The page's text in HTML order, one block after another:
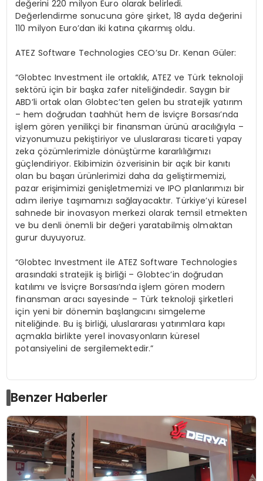
değerini 220 milyon Euro olarak belirledi.
Değerlendirme sonucuna göre şirket, 18 ayda değerini
110 milyon Euro’dan iki katına çıkarmış oldu.
ATEZ Software Technologies CEO’su Dr. Kenan Güler:
“Globtec Investment ile ortaklık, ATEZ ve Türk teknoloji
sektörü için bir başka zafer niteliğindedir. Saygın bir
ABD’li ortak olan Globtec’ten gelen bu stratejik yatırım
– hem doğrudan taahhüt hem de İsviçre Borsası’nda
işlem gören yenilikçi bir finansman ürünü aracılığıyla –
vizyonumuzu pekiştiriyor ve uluslararası ticareti yapay
zeka çözümlerimizle dönüştürme kararlılığımızı
güçlendiriyor. Ekibimizin özverisinin bir açık bir kanıtı
olan bu başarı ürünlerimizi daha da geliştirmemizi,
pazar erişimimizi genişletmemizi ve IPO planlarımızı bir
adım ileriye taşımamızı sağlayacaktır. Türkiye’yi küresel
sahnede bir inovasyon merkezi olarak temsil etmekten
ve bu denli önemli bir değeri yaratabilmiş olmaktan
gurur duyuyoruz.
“Globtec Investment ile ATEZ Software Technologies
arasındaki stratejik iş birliği – Globtec’in doğrudan
katılımı ve İsviçre Borsası’nda işlem gören modern
finansman aracı sayesinde – Türk teknoloji şirketleri
için yeni bir dönemin başlangıcını simgeleme
niteliğinde. Bu iş birliği, uluslararası yatırımlara kapı
açmakla birlikte yerel inovasyonların küresel
potansiyelini de sergilemektedir.”
Benzer Haberler